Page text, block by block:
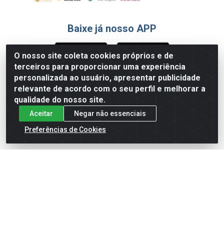
O nosso site coleta cookies próprios e de
terceiros para proporcionar uma experiência
personalizada ao usuário, apresentar publicidade
relevante de acordo com o seu perfil e melhorar a
qualidade do nosso site.
Aceitar
Negar não essenciais
Preferências de Cookies
Baixe já nosso APP
Formas de Pagamento